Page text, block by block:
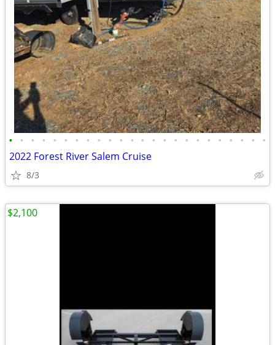
• • • • • • • • • • • • • • • • • • • • • • • •
2022 Forest River Salem Cruise
8/3
$2,100